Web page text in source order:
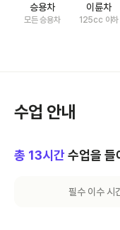
승용차
모든 승용차
이륜차
125cc 이하
수업 안내
총 13시간 수업을 들
필수 이수 시